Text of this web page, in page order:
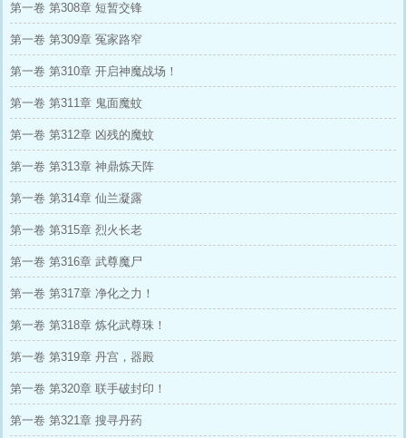
第一卷 第308章 短暂交锋
第一卷 第309章 冤家路窄
第一卷 第310章 开启神魔战场！
第一卷 第311章 鬼面魔蚊
第一卷 第312章 凶残的魔蚊
第一卷 第313章 神鼎炼天阵
第一卷 第314章 仙兰凝露
第一卷 第315章 烈火长老
第一卷 第316章 武尊魔尸
第一卷 第317章 净化之力！
第一卷 第318章 炼化武尊珠！
第一卷 第319章 丹宫，器殿
第一卷 第320章 联手破封印！
第一卷 第321章 搜寻丹药